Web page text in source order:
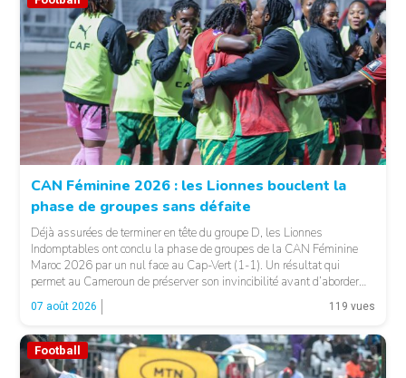
CAN Féminine 2026 : les Lionnes bouclent la
phase de groupes sans défaite
Déjà assurées de terminer en tête du groupe D, les Lionnes
Indomptables ont conclu la phase de groupes de la CAN Féminine
Maroc 2026 par un nul face au Cap-Vert (1-1). Un résultat qui
permet au Cameroun de préserver son invincibilité avant d’aborder
les choses sérieuses. Les Camerounaises ont rapidement pris le
contrôle des opérations […]
07 août 2026 119 vues
Football